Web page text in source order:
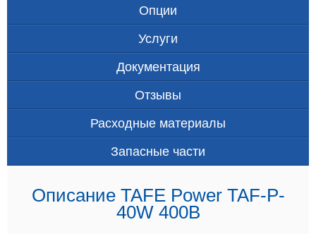
Опции
Услуги
Документация
Отзывы
Расходные материалы
Запасные части
Описание TAFE Power TAF-P-
40W 400В